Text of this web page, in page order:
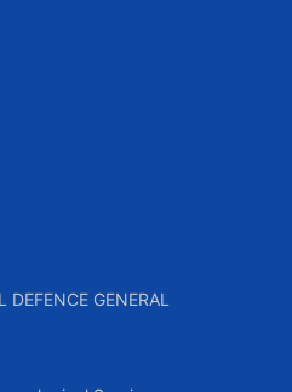
GENERAL